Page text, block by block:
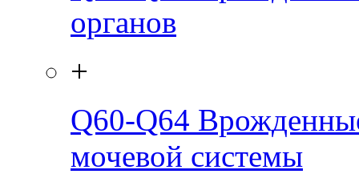
органов
+
Q60-Q64
мочевой системы